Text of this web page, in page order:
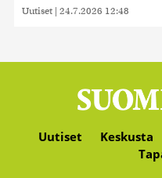
Uutiset | 24.7.2026 12:48
Uutiset Keskusta